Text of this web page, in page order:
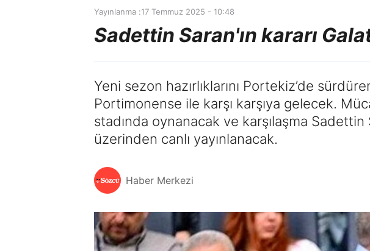
Yayınlanma :17 Temmuz 2025 - 10:48
Sadettin Saran'ın kararı
Yeni sezon hazırlıklarını Portekiz’de
Portimonense ile karşı karşıya gelecek.
stadında oynanacak ve karşılaşma
üzerinden canlı yayınlanacak.
Haber Merkezi